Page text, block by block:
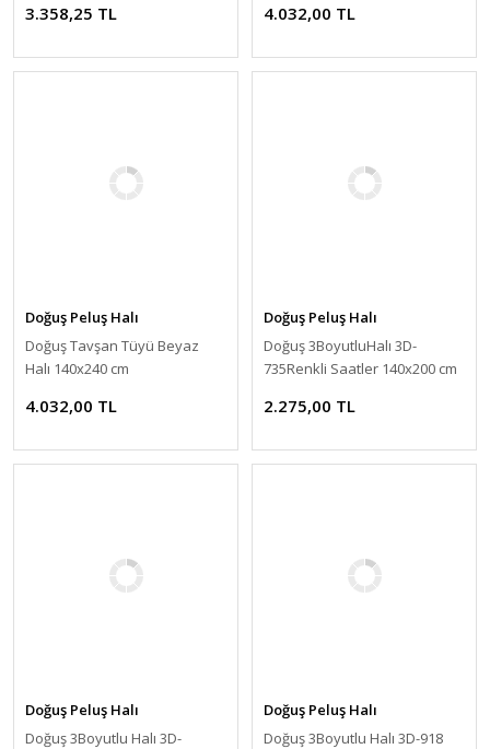
3.358,25 TL 4.032,00 TL
Doğuş Peluş Halı
Doğuş Tavşan Tüyü Beyaz
Halı 140x240 cm
4.032,00 TL
Doğuş Peluş Halı
Doğuş 3BoyutluHalı 3D-
735Renkli Saatler 140x200 cm
2.275,00 TL
Doğuş Peluş Halı
Doğuş 3Boyutlu Halı 3D-
Doğuş Peluş Halı
Doğuş 3Boyutlu Halı 3D-918